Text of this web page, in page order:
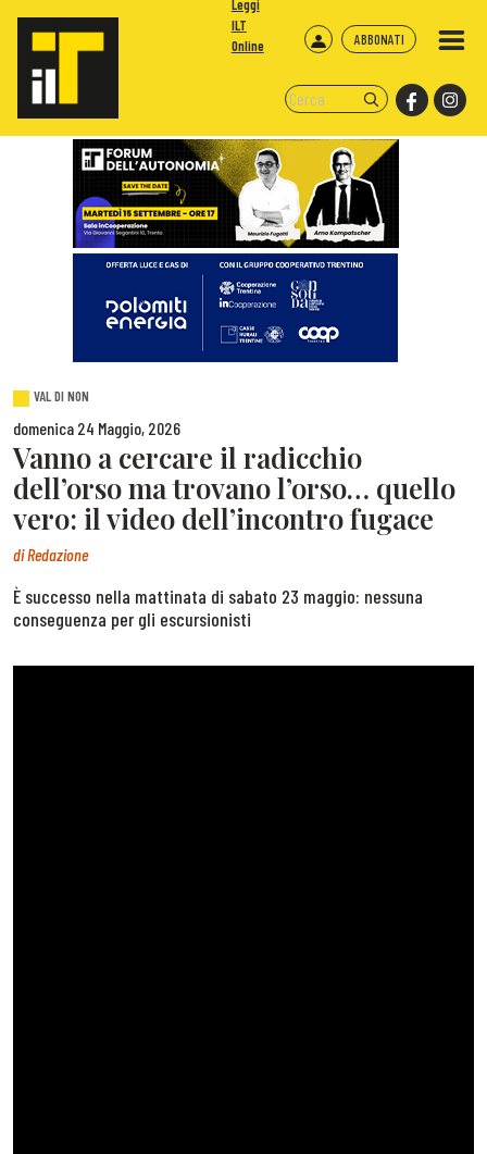
ABBONATI
Leggi
ILT
Online
VAL DI NON
domenica 24 Maggio, 2026
Vanno a cercare il radicchio
dell’orso ma trovano l’orso… quello
vero: il video dell’incontro fugace
diRedazione
È successo nella mattinata di sabato 23 maggio: nessuna
conseguenza per gli escursionisti